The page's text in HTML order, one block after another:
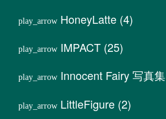
HoneyLatte (4)
IMPACT (25)
Innocent Fairy 写真集
LittleFigure (2)